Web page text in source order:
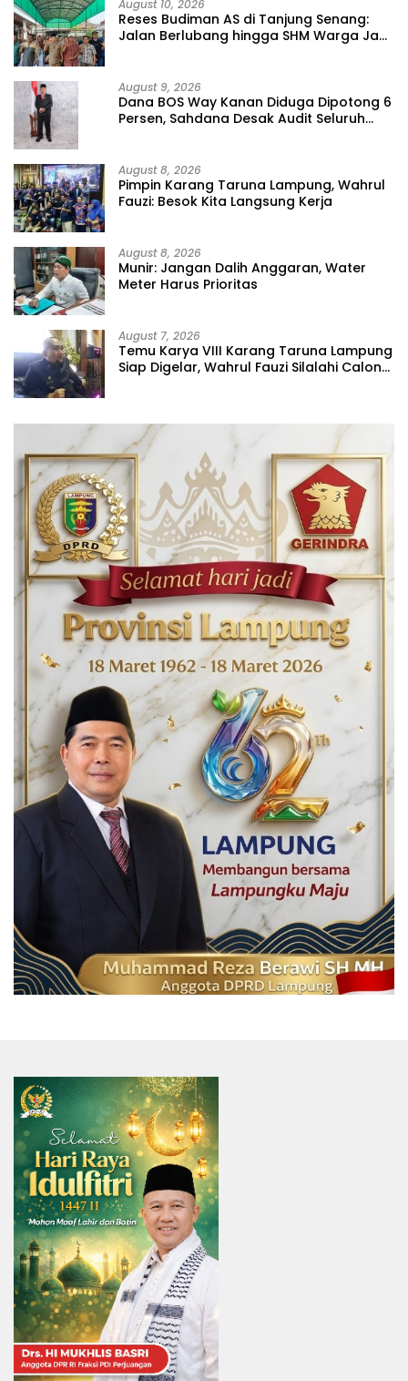
August 10, 2026
Reses Budiman AS di Tanjung Senang:
Jalan Berlubang hingga SHM Warga Jadi
August 9, 2026
Dana BOS Way Kanan Diduga Dipotong 6
Persen, Sahdana Desak Audit Seluruh
August 8, 2026
Pimpin Karang Taruna Lampung, Wahrul
Fauzi: Besok Kita Langsung Kerja
August 8, 2026
Munir: Jangan Dalih Anggaran, Water
Meter Harus Prioritas
August 7, 2026
Temu Karya VIII Karang Taruna Lampung
Siap Digelar, Wahrul Fauzi Silalahi Calon